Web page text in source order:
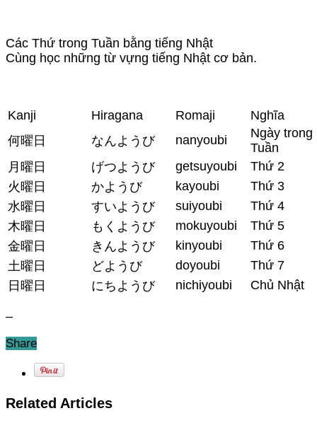
Các Thứ trong Tuần bằng tiếng Nhật
Cùng học những từ vựng tiếng Nhật cơ bản.
Kanji Hiragana Romaji
Nghĩa
何曜日
なんようび nanyoubi
Ngày trong
Tuần
月曜日
げつようび getsuyoubi
Thứ 2
火曜日
かようび kayoubi
Thứ 3
水曜日
すいようび suiyoubi
Thứ 4
木曜日
もくようび mokuyoubi
Thứ 5
金曜日
きんようび kinyoubi
Thứ 6
土曜日
どようび doyoubi
Thứ 7
日曜日
にちようび nichiyoubi Chủ Nhật
–
Share
Related Articles